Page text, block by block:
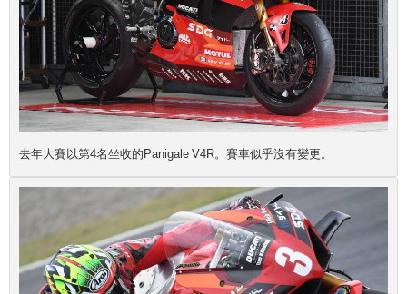
去年大賽以第4名坐收的Panigale V4R。賽車似乎沒有變更。